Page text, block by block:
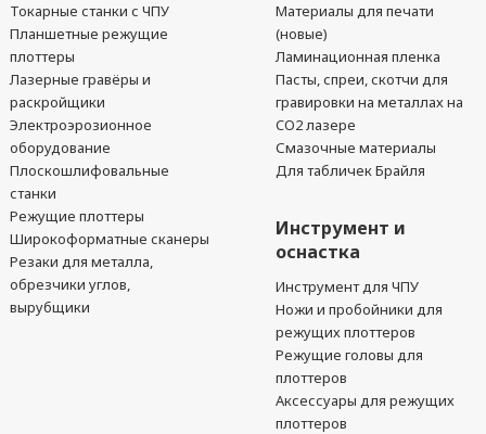
Токарные станки с ЧПУ
Планшетные режущие
плоттеры
Лазерные гравёры и
раскройщики
Электроэрозионное
оборудование
Плоскошлифовальные
станки
Режущие плоттеры
Широкоформатные сканеры
Резаки для металла,
обрезчики углов,
вырубщики
Материалы для печати
(новые)
Ламинационная пленка
Пасты, спреи, скотчи для
гравировки на металлах на
CO2 лазере
Смазочные материалы
Для табличек Брайля
Инструмент и
оснастка
Инструмент для ЧПУ
Ножи и пробойники для
режущих плоттеров
Режущие головы для
плоттеров
Аксессуары для режущих
плоттеров